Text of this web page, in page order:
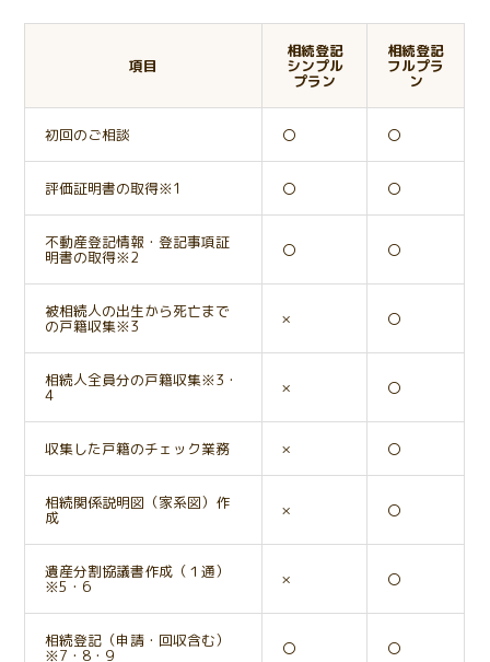
項目
相続登記
シンプル
プラン
相続登記
フルプラ
ン
初回のご相談 〇 〇
評価証明書の取得※1 〇 〇
不動産登記情報・登記事項証
明書の取得※2 〇 〇
被相続人の出生から死亡まで
の戸籍収集※3 × 〇
相続人全員分の戸籍収集※3・
4 × 〇
収集した戸籍のチェック業務 × 〇
相続関係説明図（家系図）作
成 × 〇
遺産分割協議書作成（１通）
※5・6 × 〇
相続登記（申請・回収含む）
※7・8・9 〇 〇